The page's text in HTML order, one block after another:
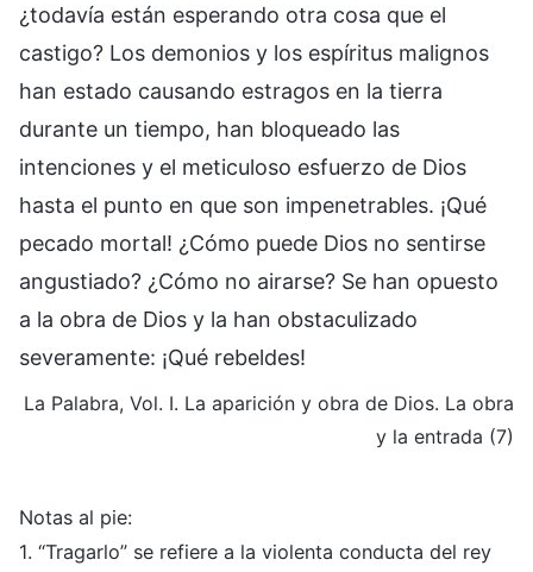
¿todavía están esperando otra cosa que el
castigo? Los demonios y los espíritus malignos
han estado causando estragos en la tierra
durante un tiempo, han bloqueado las
intenciones y el meticuloso esfuerzo de Dios
hasta el punto en que son impenetrables. ¡Qué
pecado mortal! ¿Cómo puede Dios no sentirse
angustiado? ¿Cómo no airarse? Se han opuesto
a la obra de Dios y la han obstaculizado
severamente: ¡Qué rebeldes!
La Palabra, Vol. I. La aparición y obra de Dios. La obra
y la entrada (7)
Notas al pie:
1. “Tragarlo” se refiere a la violenta conducta del rey